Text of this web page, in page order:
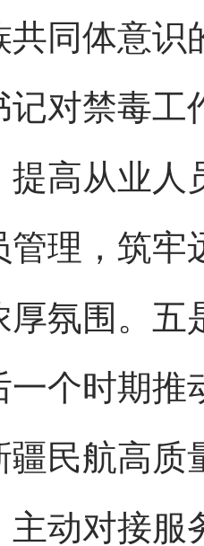
共同体意识
记对禁毒
提高从业人
管理，筑
厚氛围。五
一个时期
疆民航高质
主动对接